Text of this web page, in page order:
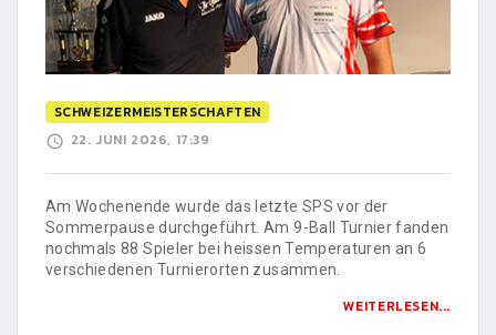
SCHWEIZERMEISTERSCHAFTEN
22. JUNI 2026, 17:39
Am Wochenende wurde das letzte SPS vor der
Sommerpause durchgeführt. Am 9-Ball Turnier fanden
nochmals 88 Spieler bei heissen Temperaturen an 6
verschiedenen Turnierorten zusammen.
WEITERLESEN...